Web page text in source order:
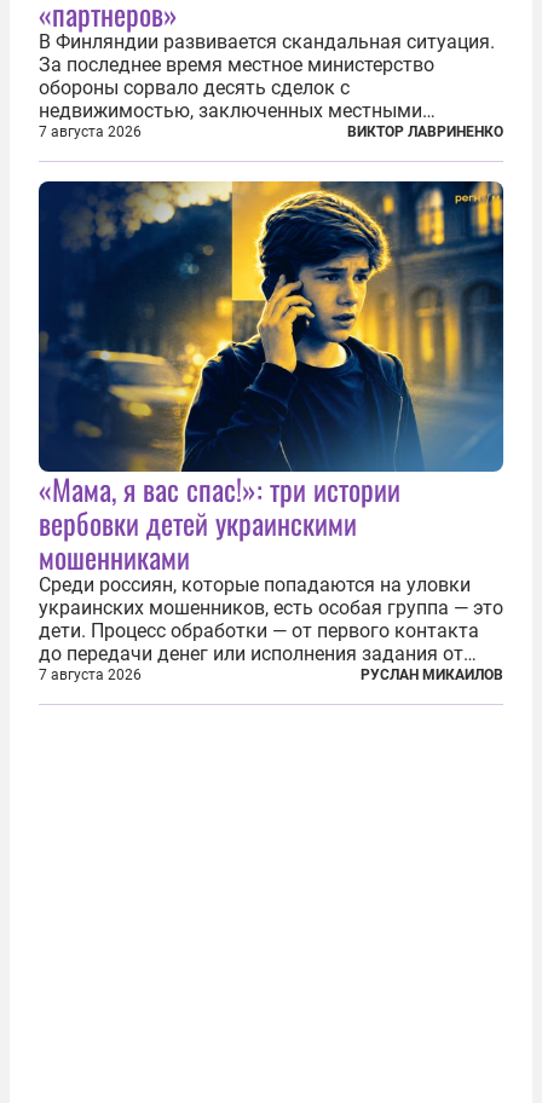
«партнеров»
В Финляндии развивается скандальная ситуация.
За последнее время местное министерство
обороны сорвало десять сделок с
недвижимостью, заключенных местными
фирмами с китайским капиталом. Чиновники
заявили, что они могли заключаться с целью
создания в Финляндии шпионской сети, чтобы
следить за...
7 августа 2026 ВИКТОР ЛАВРИНЕНКО
«Мама, я вас спас!»: три истории
вербовки детей украинскими
мошенниками
Среди россиян, которые попадаются на уловки
украинских мошенников, есть особая группа — это
дети. Процесс обработки — от первого контакта
до передачи денег или исполнения задания от
кураторов может занять от двух часов до
нескольких месяцев. Детей превращают в
7 августа 2026 РУСЛАН МИКАИЛОВ